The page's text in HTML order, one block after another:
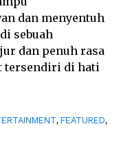
dan menyentuh
sebuah
dan penuh rasa
tersendiri di hati
, FEATURED,